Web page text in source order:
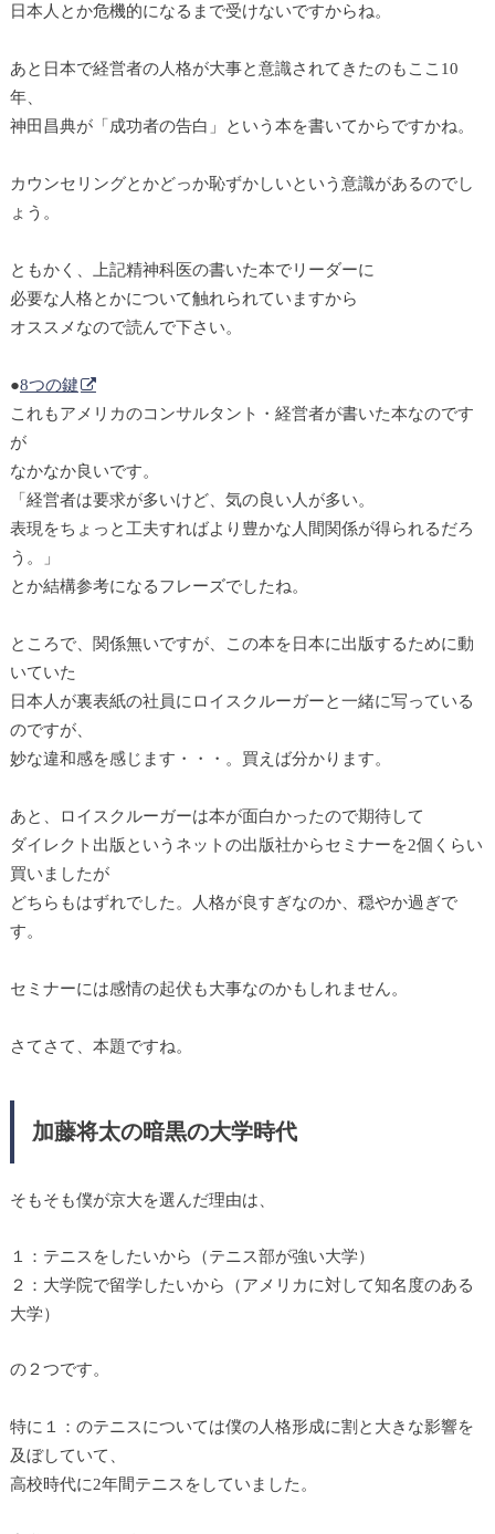
日本人とか危機的になるまで受けないですからね。
あと日本で経営者の人格が大事と意識されてきたのもここ10
年、
神田昌典が「成功者の告白」という本を書いてからですかね。
カウンセリングとかどっか恥ずかしいという意識があるのでし
ょう。
ともかく、上記精神科医の書いた本でリーダーに
必要な人格とかについて触れられていますから
オススメなので読んで下さい。
●8つの鍵
これもアメリカのコンサルタント・経営者が書いた本なのです
が
なかなか良いです。
「経営者は要求が多いけど、気の良い人が多い。
表現をちょっと工夫すればより豊かな人間関係が得られるだろ
う。」
とか結構参考になるフレーズでしたね。
ところで、関係無いですが、この本を日本に出版するために動
いていた
日本人が裏表紙の社員にロイスクルーガーと一緒に写っている
のですが、
妙な違和感を感じます・・・。買えば分かります。
あと、ロイスクルーガーは本が面白かったので期待して
ダイレクト出版というネットの出版社からセミナーを2個くらい
買いましたが
どちらもはずれでした。人格が良すぎなのか、穏やか過ぎで
す。
セミナーには感情の起伏も大事なのかもしれません。
さてさて、本題ですね。
加藤将太の暗黒の大学時代
そもそも僕が京大を選んだ理由は、
１：テニスをしたいから（テニス部が強い大学）
２：大学院で留学したいから（アメリカに対して知名度のある
大学）
の２つです。
特に１：のテニスについては僕の人格形成に割と大きな影響を
及ぼしていて、
高校時代に2年間テニスをしていました。